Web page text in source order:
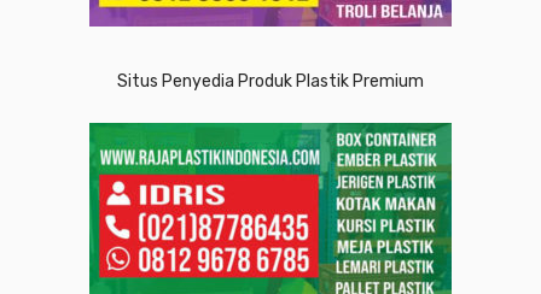
Situs Penyedia Produk Plastik Premium